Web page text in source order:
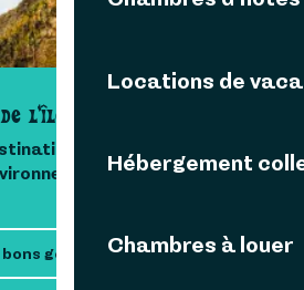
Locations de
Hébergement
Chambres à louer
l'île
insulaire, le
est important
gestes